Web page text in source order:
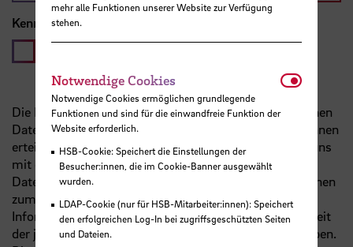
Kenntnisnahme Datenschutzhinweise
absenden.
Die Erhebung und Verarbeitung Ihrer personenbezogenen
Daten auf dieser Seite erfolgt auf Grundlage der von Ihnen
erteilten Einwilligung. Diese Einwilligung erteilen Sie uns
mit dem Absenden. Nach Art. 13 der Europäischen
Datenschutzgrundverordnung sind wir verpflichtet, Ihnen
zum Zeitpunkt der Erhebung der Daten eine Reihe von
Informationen, darunter den Hinweis auf die Möglichkeit
der jederzeitigen Rücknahme Ihrer Einwilligung, zu geben.
mehr alle Funktionen unserer Website zur Verfügung
stehen.
Notwendige Cookies
Notwendige Cookies ermöglichen grundlegende
Funktionen und sind für die einwandfreie Funktion der
Website erforderlich.
HSB-Cookie: Speichert die Einstellungen der
Besucher:innen, die im Cookie-Banner ausgewählt
wurden.
LDAP-Cookie (nur für HSB-Mitarbeiter:innen): Speichert
den erfolgreichen Log-In bei zugriffsgeschützten Seiten
und Dateien.